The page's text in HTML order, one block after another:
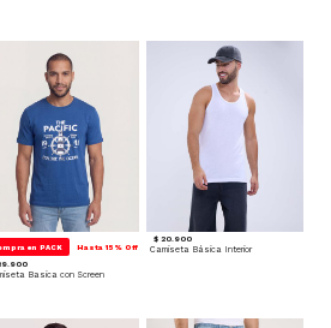
en PACK Hasta 15% Off
Basica con Screen
$ 20.900
Camiseta Básica Interior